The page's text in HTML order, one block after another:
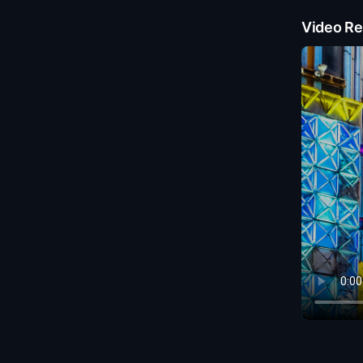
Video